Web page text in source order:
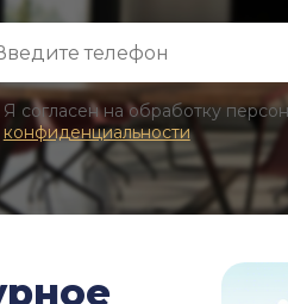
Я согласен на обработку
конфиденциальности